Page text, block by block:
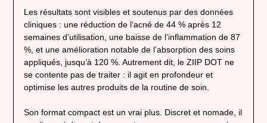
Les résultats sont visibles et soutenus par des données
cliniques : une réduction de l’acné de 44 % après 12
semaines d’utilisation, une baisse de l’inflammation de 87
%, et une amélioration notable de l’absorption des soins
appliqués, jusqu’à 120 %. Autrement dit, le ZIIP DOT ne
se contente pas de traiter : il agit en profondeur et
optimise les autres produits de la routine de soin.
Son format compact est un vrai plus. Discret et nomade, il